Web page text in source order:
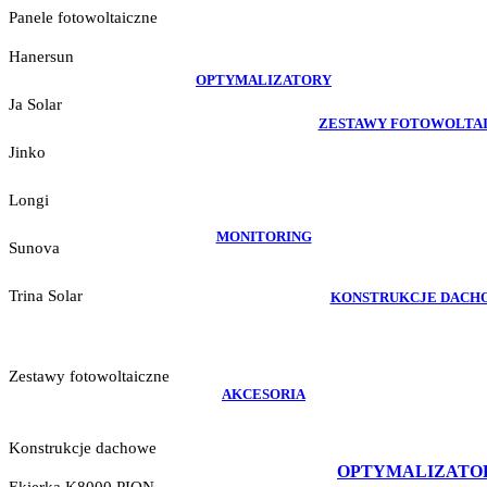
OPTYMALIZATORY
MONITORING
AKCESORIA
ZESTAWY
KONSTRUKCJE
Panele fotowoltaiczne
Hanersun
Ja Solar
Jinko
Longi
Sunova
Trina Solar
Zestawy fotowoltaiczne
Konstrukcje dachowe